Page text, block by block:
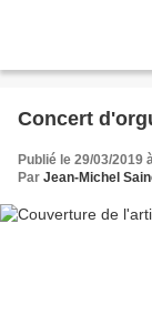
Concert
Publié le 29/03/2019
Par Jean-Michel